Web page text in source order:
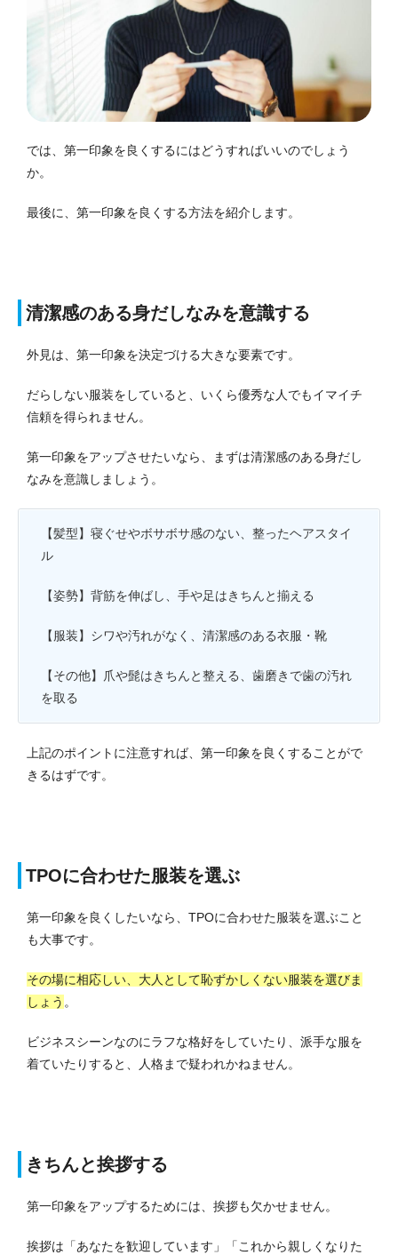
では、第一印象を良くするにはどうすればいいのでしょう
か。
最後に、第一印象を良くする方法を紹介します。
清潔感のある身だしなみを意識する
外見は、第一印象を決定づける大きな要素です。
だらしない服装をしていると、いくら優秀な人でもイマイチ
信頼を得られません。
第一印象をアップさせたいなら、まずは清潔感のある身だし
なみを意識しましょう。
【髪型】寝ぐせやボサボサ感のない、整ったヘアスタイ
ル
【姿勢】背筋を伸ばし、手や足はきちんと揃える
【服装】シワや汚れがなく、清潔感のある衣服・靴
【その他】爪や髭はきちんと整える、歯磨きで歯の汚れ
を取る
上記のポイントに注意すれば、第一印象を良くすることがで
きるはずです。
TPOに合わせた服装を選ぶ
第一印象を良くしたいなら、TPOに合わせた服装を選ぶこと
も大事です。
その場に相応しい、大人として恥ずかしくない服装を選びま
しょう 。
ビジネスシーンなのにラフな格好をしていたり、派手な服を
着ていたりすると、人格まで疑われかねません。
きちんと挨拶する
第一印象をアップするためには、挨拶も欠かせません。
挨拶は「あなたを歓迎しています」「これから親しくなりた